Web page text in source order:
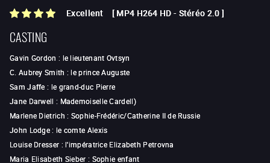
Excellent [ MP4 H264 HD - Stéréo 2.0 ]
CASTING
Gavin Gordon : le lieutenant Ovtsyn
C. Aubrey Smith :le prince Auguste
Sam Jaffe : le grand-duc Pierre
Jane Darwell : Mademoiselle Cardell)
Marlene Dietrich : Sophie-Frédéric/Catherine II de Russie
John Lodge: le comte Alexis
Louise Dresser :l'impératrice Elizabeth Petrovna
Maria Elisabeth Sieber : Sophie enfant